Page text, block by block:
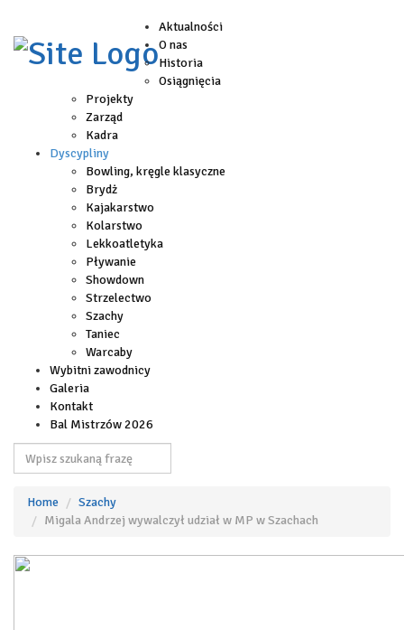
Aktualności
O nas
Historia
Osiągnięcia
Projekty
Zarząd
Kadra
Dyscypliny
Bowling, kręgle klasyczne
Brydż
Kajakarstwo
Kolarstwo
Lekkoatletyka
Pływanie
Showdown
Strzelectwo
Szachy
Taniec
Warcaby
Wybitni zawodnicy
Galeria
Kontakt
Bal Mistrzów 2026
Home
Szachy
Migala Andrzej wywalczył udział w MP w Szachach